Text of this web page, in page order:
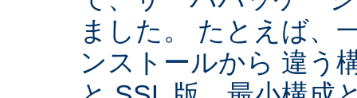
ました。 たとえば、
ンストールから 違う